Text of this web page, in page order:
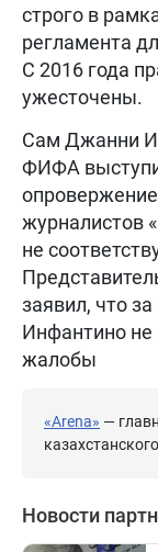
строго в
регламента
С 2016 года
ужесточены.
Сам Джанни
ФИФА
журналистов
не
заявил, что
Инфантино не
жалобы
«Arena» —